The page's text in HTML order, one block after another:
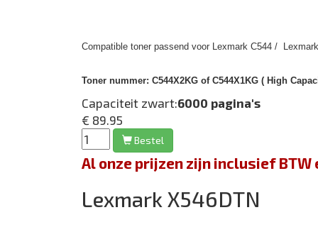
Compatible toner passend voor Lexmark C544 /
Toner nummer: C544X2KG of C544X1KG ( High
Capaciteit zwart:6000 pagina's
€ 89.95
Bestel
Al onze prijzen zijn inclusief
Lexmark X546DTN